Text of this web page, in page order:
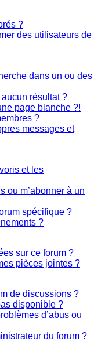
?
des utilisateurs de
dans un ou des
résultat ?
page blanche ?!
?
messages et
et les
ou m’abonner à un
spécifique ?
?
sur ce forum ?
pièces jointes ?
de discussions ?
disponible ?
d’abus ou
du forum ?